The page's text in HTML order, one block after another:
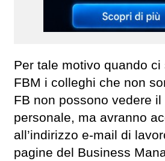
Per tale motivo quando
FBM i colleghi che non
FB non possono vedere il
personale, ma avranno
all’indirizzo e-mail di
pagine del Business